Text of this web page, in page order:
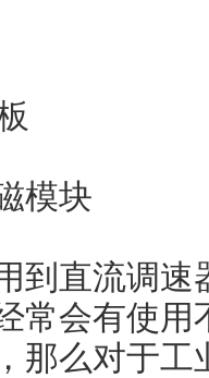
模块
到直流调
常会有使
那么对于